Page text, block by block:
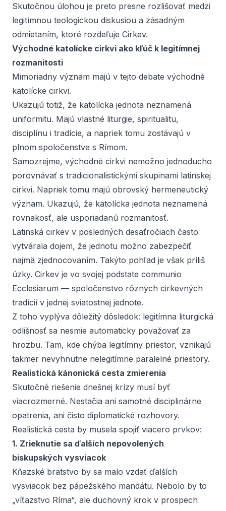
Skutočnou úlohou je preto presne rozlišovať medzi
legitímnou teologickou diskusiou a zásadným
odmietaním, ktoré rozdeľuje Cirkev.
Východné katolícke cirkvi ako kľúč k legitímnej
rozmanitosti
Mimoriadny význam majú v tejto debate východné
katolícke cirkvi.
Ukazujú totiž, že katolícka jednota neznamená
uniformitu. Majú vlastné liturgie, spiritualitu,
disciplínu i tradície, a napriek tomu zostávajú v
plnom spoločenstve s Rímom.
Samozrejme, východné cirkvi nemožno jednoducho
porovnávať s tradicionalistickými skupinami latinskej
cirkvi. Napriek tomu majú obrovský hermeneutický
význam. Ukazujú, že katolícka jednota neznamená
rovnakosť, ale usporiadanú rozmanitosť.
Latinská cirkev v posledných desaťročiach často
vytvárala dojem, že jednotu možno zabezpečiť
najmä zjednocovaním. Takýto pohľad je však príliš
úzky. Cirkev je vo svojej podstate communio
Ecclesiarum — spoločenstvo rôznych cirkevných
tradícií v jednej sviatostnej jednote.
Z toho vyplýva dôležitý dôsledok: legitímna liturgická
odlišnosť sa nesmie automaticky považovať za
hrozbu. Tam, kde chýba legitímny priestor, vznikajú
takmer nevyhnutne nelegitímne paralelné priestory.
Realistická kánonická cesta zmierenia
Skutočné riešenie dnešnej krízy musí byť
viacrozmerné. Nestačia ani samotné disciplinárne
opatrenia, ani čisto diplomatické rozhovory.
Realistická cesta by musela spojiť viacero prvkov:
1. Zrieknutie sa ďalších nepovolených
biskupských vysviacok
Kňazské bratstvo by sa malo vzdať ďalších
vysviacok bez pápežského mandátu. Nebolo by to
„víťazstvo Ríma“, ale duchovný krok v prospech